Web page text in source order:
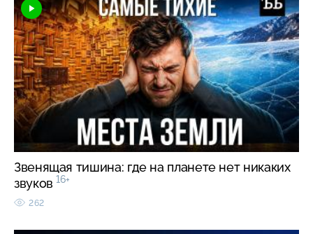
Звенящая тишина: где на планете нет никаких
звуков 16+
262